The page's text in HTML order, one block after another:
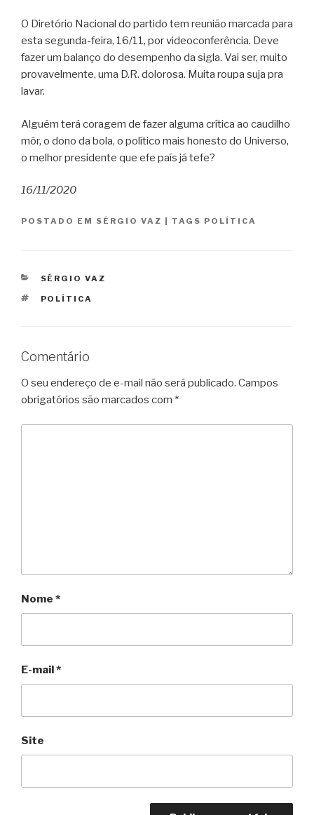
O Diretório Nacional do partido tem reunião marcada para
esta segunda-feira, 16/11, por videoconferência. Deve
fazer um balanço do desempenho da sigla. Vai ser, muito
provavelmente, uma D.R. dolorosa. Muita roupa suja pra
lavar.
Alguém terá coragem de fazer alguma crítica ao caudilho
mór, o dono da bola, o político mais honesto do Universo,
o melhor presidente que efe país já tefe?
16/11/2020
POSTADO EM SÉRGIO VAZ | TAGS POLÍTICA
CATEGORIAS
SÉRGIO VAZ
TAGS
POLÍTICA
Comentário
O seu endereço de e-mail não será publicado. Campos
obrigatórios são marcados com *
Nome *
E-mail*
Site